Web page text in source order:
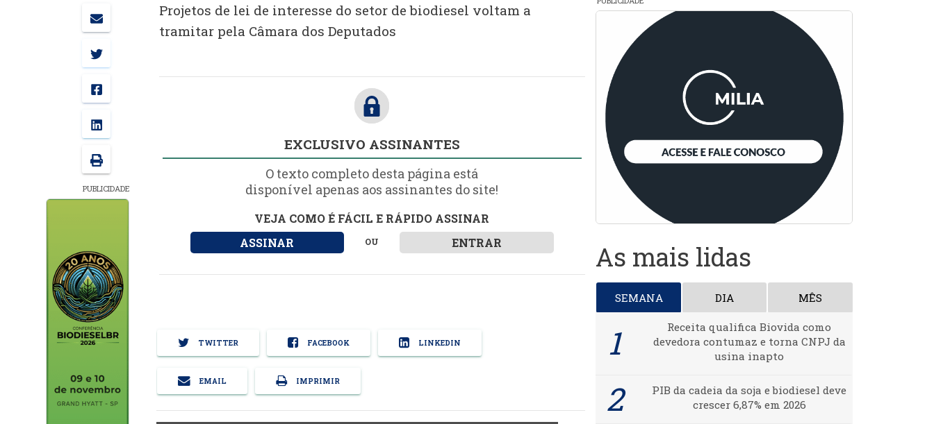
PUBLICIDADE
Projetos de lei de interesse do setor de biodiesel voltam a
tramitar pela Câmara dos Deputados
EXCLUSIVO ASSINANTES
O texto completo desta página está
disponível apenas aos assinantes do site!
VEJA COMO É FÁCIL E RÁPIDO ASSINAR
ASSINAR
OU ENTRAR
TWITTER FACEBOOK LINKEDIN
EMAIL IMPRIMIR
As mais lidas
SEMANA DIA MÊS
Receita qualifica Biovida como
devedora contumaz e torna CNPJ da
usina inapto
PIB da cadeia da soja e biodiesel deve
crescer 6,87% em 2026